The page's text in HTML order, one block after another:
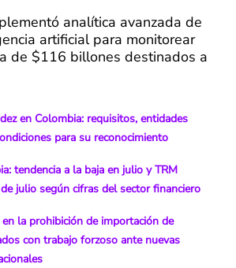
analítica avanzada de
artificial para monitorear
de $116 billones destinados a
en Colombia: requisitos, entidades
para su reconocimiento
tendencia a la baja en julio y TRM
julio según cifras del sector financiero
la prohibición de importación de
con trabajo forzoso ante nuevas